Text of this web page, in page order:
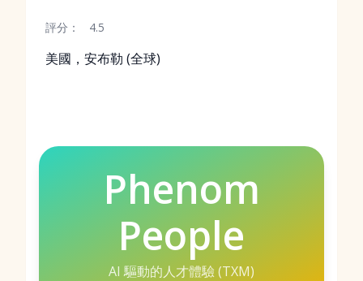
評分： 4.5
美國，安布勒 (全球)
Phenom
People
AI 驅動的人才體驗 (TXM)